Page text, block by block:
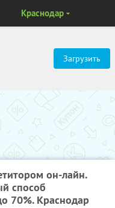
Загрузить
Краснодар
он-лайн.
способ
70%. Краснодар